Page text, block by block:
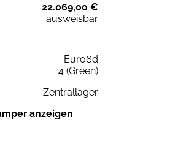
22.069,00 €
ausweisbar
Euro6d
4 (Green)
Zentrallager
anzeigen